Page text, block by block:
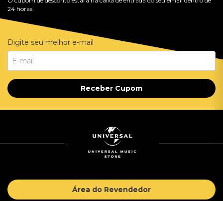
24 horas.
Digite seu melhor e-mail
Receber Cupom
Área do Revendedor